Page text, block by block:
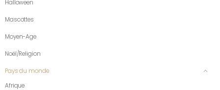
Halloween
Mascottes
Moyen-Age
Noël/Religion
Pays du monde
Afrique